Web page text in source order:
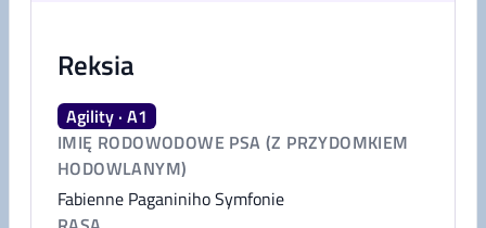
Reksia
Agility · A1
IMIĘ RODOWODOWE PSA (Z PRZYDOMKIEM
HODOWLANYM)
Fabienne Paganiniho Symfonie